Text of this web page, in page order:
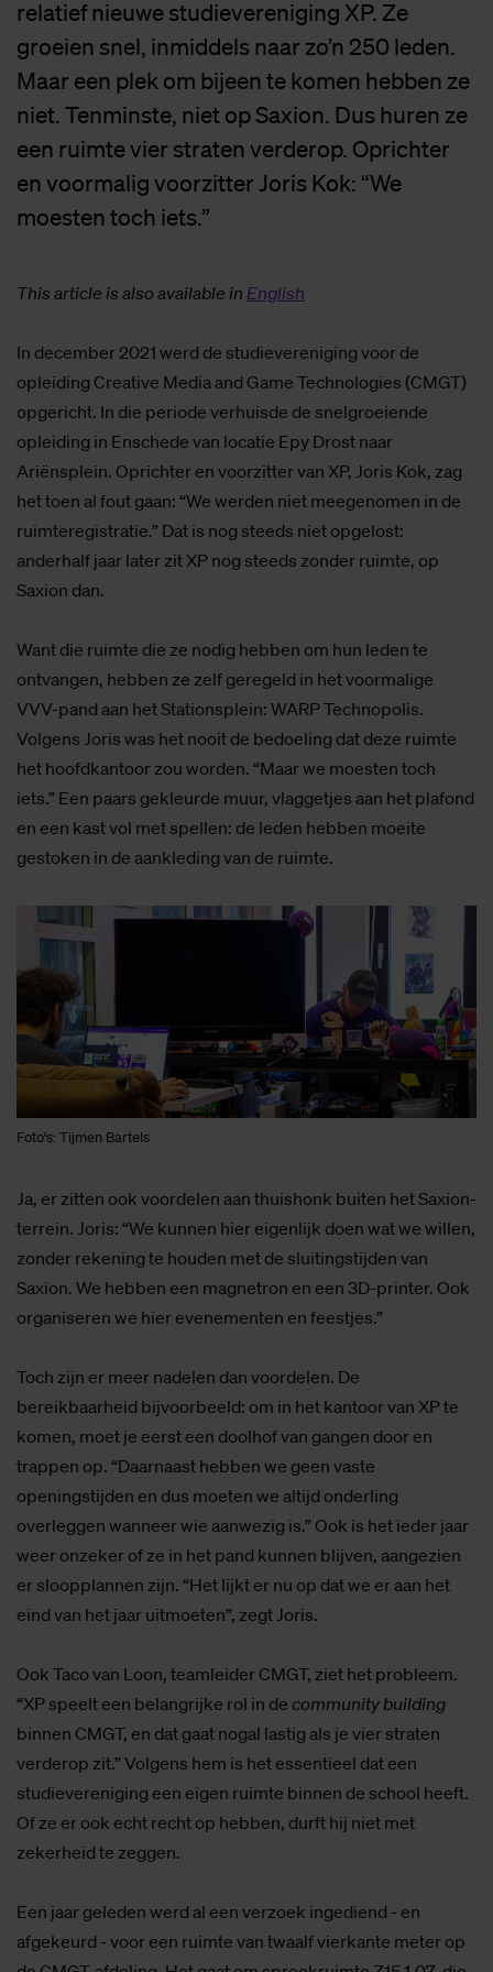
relatief nieuwe studievereniging XP. Ze
groeien snel, inmiddels naar zo’n 250 leden.
Maar een plek om bijeen te komen hebben ze
niet. Tenminste, niet op Saxion. Dus huren ze
een ruimte vier straten verderop. Oprichter
en voormalig voorzitter Joris Kok: “We
moesten toch iets.”
This article is also available in English
In december 2021 werd de studievereniging voor de
opleiding Creative Media and Game Technologies (CMGT)
opgericht. In die periode verhuisde de snelgroeiende
opleiding in Enschede van locatie Epy Drost naar
Ariënsplein. Oprichter en voorzitter van XP, Joris Kok, zag
het toen al fout gaan: “We werden niet meegenomen in de
ruimteregistratie.” Dat is nog steeds niet opgelost:
anderhalf jaar later zit XP nog steeds zonder ruimte, op
Saxion dan.
Want die ruimte die ze nodig hebben om hun leden te
ontvangen, hebben ze zelf geregeld in het voormalige
VVV-pand aan het Stationsplein: WARP Technopolis.
Volgens Joris was het nooit de bedoeling dat deze ruimte
het hoofdkantoor zou worden. “Maar we moesten toch
iets.” Een paars gekleurde muur, vlaggetjes aan het plafond
en een kast vol met spellen: de leden hebben moeite
gestoken in de aankleding van de ruimte.
Foto's: Tijmen Bartels
Ja, er zitten ook voordelen aan thuishonk buiten het Saxion-
terrein. Joris: “We kunnen hier eigenlijk doen wat we willen,
zonder rekening te houden met de sluitingstijden van
Saxion. We hebben een magnetron en een 3D-printer. Ook
organiseren we hier evenementen en feestjes.”
Toch zijn er meer nadelen dan voordelen. De
bereikbaarheid bijvoorbeeld: om in het kantoor van XP te
komen, moet je eerst een doolhof van gangen door en
trappen op. “Daarnaast hebben we geen vaste
openingstijden en dus moeten we altijd onderling
overleggen wanneer wie aanwezig is.” Ook is het ieder jaar
weer onzeker of ze in het pand kunnen blijven, aangezien
er sloopplannen zijn. “Het lijkt er nu op dat we er aan het
eind van het jaar uitmoeten”, zegt Joris.
Ook Taco van Loon, teamleider CMGT, ziet het probleem.
“XP speelt een belangrijke rol in de community building
binnen CMGT, en dat gaat nogal lastig als je vier straten
verderop zit.” Volgens hem is het essentieel dat een
studievereniging een eigen ruimte binnen de school heeft.
Of ze er ook echt recht op hebben, durft hij niet met
zekerheid te zeggen.
Een jaar geleden werd al een verzoek ingediend - en
afgekeurd - voor een ruimte van twaalf vierkante meter op